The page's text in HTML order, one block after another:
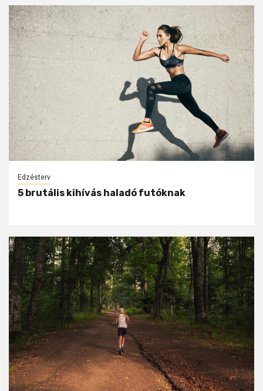
Edzésterv
5 brutális kihívás haladó futóknak